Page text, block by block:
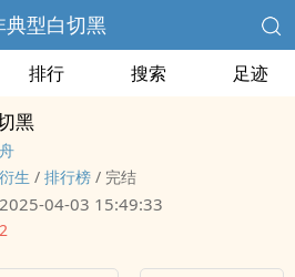
典型白切黑
排行 搜索 足迹
黑
生 / 排行榜 / 完结
2025-04-03 15:49:33
2